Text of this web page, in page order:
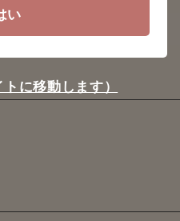
い
に移動します）